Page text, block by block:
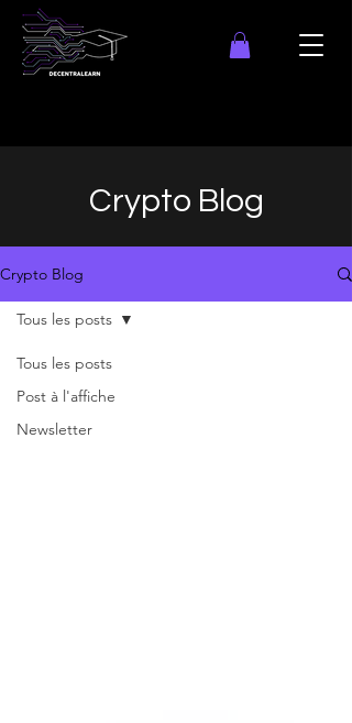
Crypto Blog
Crypto Blog
Tous les posts
Post à l'affiche
Newsletter
Tous les posts